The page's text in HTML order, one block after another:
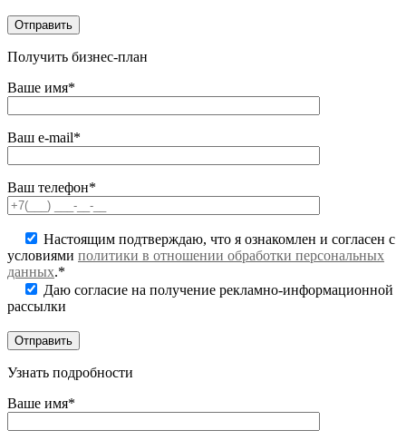
Получить бизнес-план
Ваше имя*
Ваш e-mail*
Ваш телефон*
Настоящим подтверждаю, что я ознакомлен и согласен с
условиями политики в отношении обработки персональных
данных.*
Даю согласие на получение рекламно-информационной
рассылки
Узнать подробности
Ваше имя*